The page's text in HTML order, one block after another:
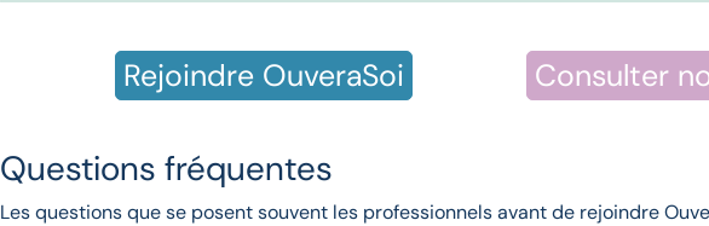
Rejoindre OuveraSoi Consulter
Questions fréquentes
Les questions que se posent souvent les professionnels avant de rejoindre